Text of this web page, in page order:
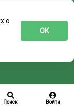
Поиск Войти
о
ОК